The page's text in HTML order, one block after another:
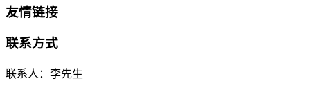
友情链接
联系方式
联系人：李先生